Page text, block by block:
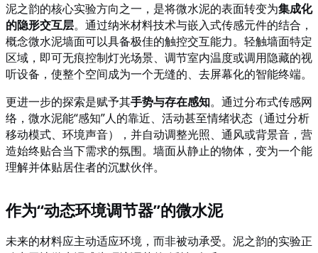
泥之韵的核心实验方向之一，是将微水泥的表面转变为集成化
的隐形交互层。通过纳米材料技术与嵌入式传感元件的结合，
概念微水泥墙面可以具备极佳的触控交互能力。轻触墙面特定
区域，即可无痕控制灯光场景、调节室内温度或调用隐藏的视
听设备，使整个空间成为一个无缝的、去屏幕化的智能终端。
更进一步的探索是赋予其手势与存在感知。通过分布式传感网
络，微水泥能“感知”人的靠近、活动甚至情绪状态（通过分析
移动模式、环境声音），并自动调整光照、通风或背景音，营
造始终贴合当下需求的氛围。墙面从静止的物体，变为一个能
理解并体贴居住者的沉默伙伴。
作为“动态环境调节器”的微水泥
未来的材料应主动适应环境，而非被动承受。泥之韵的实验正